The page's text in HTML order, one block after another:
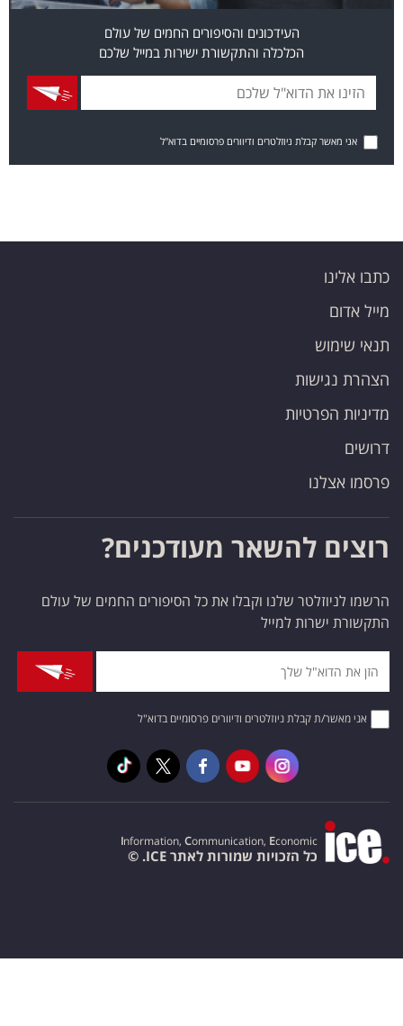
העידכונים והסיפורים החמים של עולם
הכלכלה והתקשורת ישירות במייל שלכם
אני מאשר קבלת ניוזלטרים ודיוורים פרסומיים בדוא"ל
כתבו אלינו
מייל אדום
תנאי שימוש
הצהרת נגישות
מדיניות הפרטיות
דרושים
פרסמו אצלנו
רוצים להשאר מעודכנים?
הרשמו לניוזלטר שלנו וקבלו את כל הסיפורים החמים של עולם
התקשורת ישרות למייל
אני מאשר/ת קבלת ניוזלטרים ודיוורים פרסומיים בדוא"ל
Information, Communication, Economic
כל הזכויות שמורות לאתר ICE. ©